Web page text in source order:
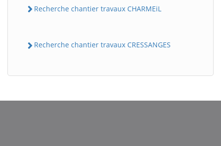
Recherche chantier travaux CHARMEiL
Recherche chantier travaux CRESSANGES
B BatiWebPro